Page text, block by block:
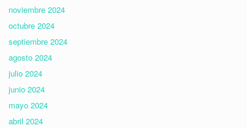
noviembre 2024
octubre 2024
septiembre 2024
agosto 2024
julio 2024
junio 2024
mayo 2024
abril 2024